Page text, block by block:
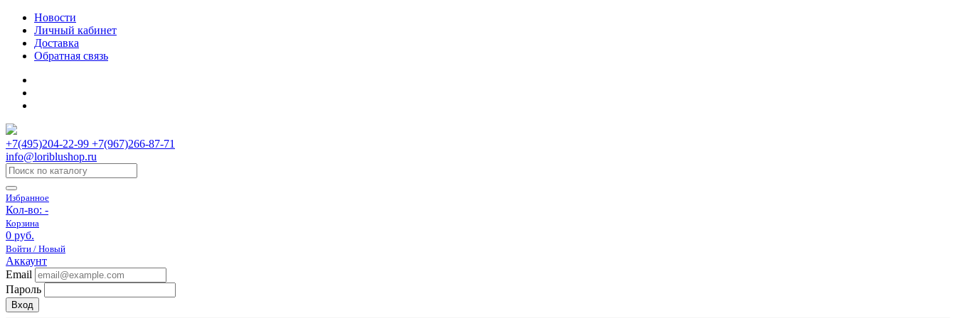
Новости
Личный кабинет
Доставка
Обратная связь
+7(495)204-22-99 +7(967)266-87-71
info@loriblushop.ru
Избранное
Кол-во: -
Корзина
0 руб.
Войти / Новый
Аккаунт
Email
Пароль
Вход